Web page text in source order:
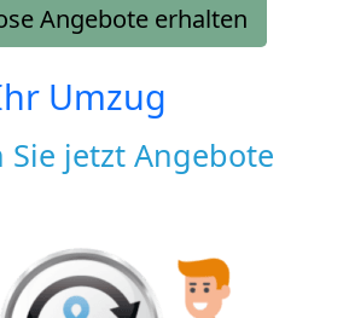
Angebote erhalten
Umzug
Sie jetzt Angebote